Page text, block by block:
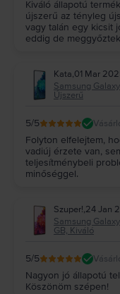
Kiváló állapotú
újszerű az tényleg
vagy talán egy kicsit
eddig de
Kata,01 Mar
Samsung
Újszerű
5/5
Folyton elfelejtem,
vadiúj érzete van,
teljesítménybeli
minőséggel.
Szuper!,24 Jan
Samsung
GB, Kiváló
5/5
Nagyon jó állapotú
Köszönöm szépen!